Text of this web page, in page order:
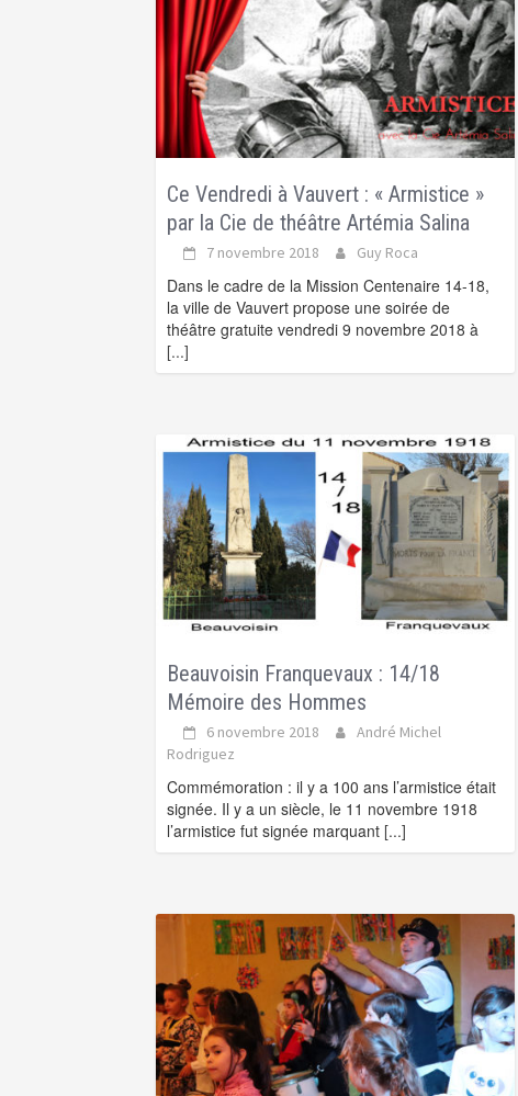
Ce Vendredi à Vauvert : « Armistice »
par la Cie de théâtre Artémia Salina
7 novembre 2018 Guy Roca
Dans le cadre de la Mission Centenaire 14-18,
la ville de Vauvert propose une soirée de
théâtre gratuite vendredi 9 novembre 2018 à
[...]
Beauvoisin Franquevaux : 14/18
Mémoire des Hommes
6 novembre 2018
André Michel
Rodriguez
Commémoration : il y a 100 ans l’armistice était
signée. Il y a un siècle, le 11 novembre 1918
l’armistice fut signée marquant [...]